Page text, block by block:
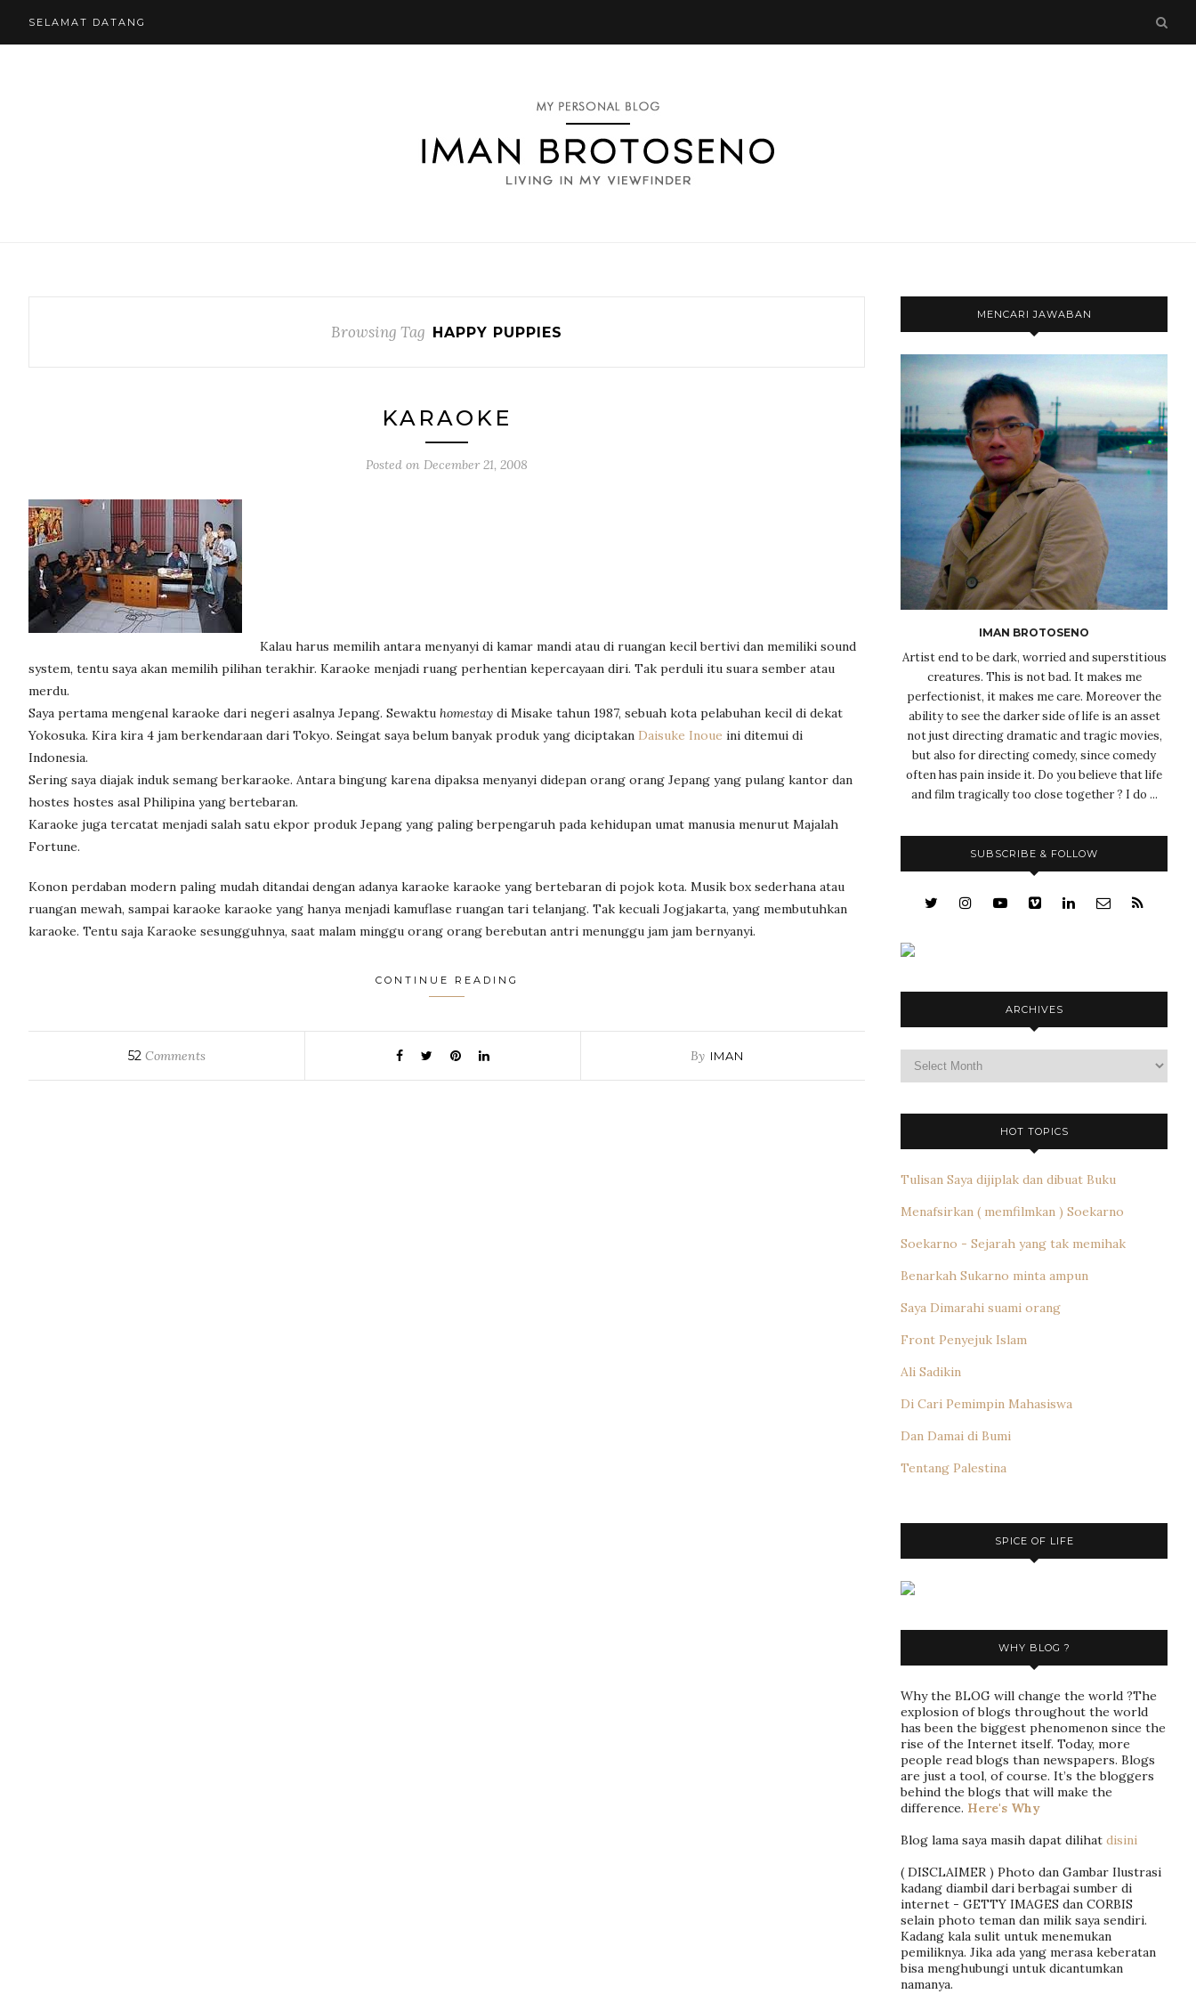
SELAMAT DATANG
Browsing Tag HAPPY PUPPIES
KARAOKE
Posted on December 21, 2008
Kalau harus memilih antara menyanyi di kamar mandi atau di ruangan kecil bertivi dan memiliki sound
system, tentu saya akan memilih pilihan terakhir. Karaoke menjadi ruang perhentian kepercayaan diri. Tak perduli itu suara sember atau
merdu.
Saya pertama mengenal karaoke dari negeri asalnya Jepang. Sewaktu homestay di Misake tahun 1987, sebuah kota pelabuhan kecil di dekat
Yokosuka. Kira kira 4 jam berkendaraan dari Tokyo. Seingat saya belum banyak produk yang diciptakan Daisuke Inoue ini ditemui di
Indonesia.
Sering saya diajak induk semang berkaraoke. Antara bingung karena dipaksa menyanyi didepan orang orang Jepang yang pulang kantor dan
hostes hostes asal Philipina yang bertebaran.
Karaoke juga tercatat menjadi salah satu ekpor produk Jepang yang paling berpengaruh pada kehidupan umat manusia menurut Majalah
Fortune.
Konon perdaban modern paling mudah ditandai dengan adanya karaoke karaoke yang bertebaran di pojok kota. Musik box sederhana atau
ruangan mewah, sampai karaoke karaoke yang hanya menjadi kamuflase ruangan tari telanjang. Tak kecuali Jogjakarta, yang membutuhkan
karaoke. Tentu saja Karaoke sesungguhnya, saat malam minggu orang orang berebutan antri menunggu jam jam bernyanyi.
CONTINUE READING
52Comments By IMAN
MENCARI JAWABAN
IMAN BROTOSENO
Artist end to be dark, worried and superstitious
creatures. This is not bad. It makes me
perfectionist, it makes me care. Moreover the
ability to see the darker side of life is an asset
not just directing dramatic and tragic movies,
but also for directing comedy, since comedy
often has pain inside it. Do you believe that life
and film tragically too close together ? I do ...
SUBSCRIBE & FOLLOW
ARCHIVES
HOT TOPICS
Tulisan Saya dijiplak dan dibuat Buku
Menafsirkan ( memfilmkan ) Soekarno
Soekarno - Sejarah yang tak memihak
Benarkah Sukarno minta ampun
Saya Dimarahi suami orang
Front Penyejuk Islam
Ali Sadikin
Di Cari Pemimpin Mahasiswa
Dan Damai di Bumi
Tentang Palestina
SPICE OF LIFE
WHY BLOG ?
Why the BLOG will change the world ?The
explosion of blogs throughout the world
has been the biggest phenomenon since the
rise of the Internet itself. Today, more
people read blogs than newspapers. Blogs
are just a tool, of course. It’s the bloggers
behind the blogs that will make the
difference. Here's Why
Blog lama saya masih dapat dilihat disini
( DISCLAIMER ) Photo dan Gambar Ilustrasi
kadang diambil dari berbagai sumber di
internet - GETTY IMAGES dan CORBIS
selain photo teman dan milik saya sendiri.
Kadang kala sulit untuk menemukan
pemiliknya. Jika ada yang merasa keberatan
bisa menghubungi untuk dicantumkan
namanya.